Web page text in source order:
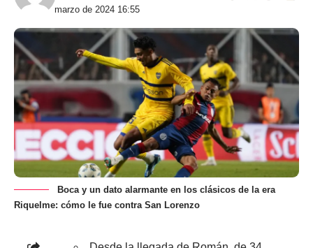
marzo de 2024 16:55
Boca y un dato alarmante en los clásicos de la era
Riquelme: cómo le fue contra San Lorenzo